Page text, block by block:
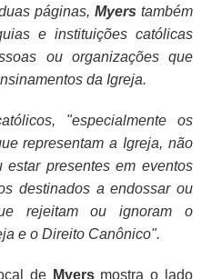
páginas, Myers também
e instituições católicas
ou organizações que
da Igreja.
"especialmente os
representam a Igreja, não
estar presentes em eventos
destinados a endossar ou
rejeitam ou ignoram o
e o Direito Canônico".
de Myersmostra o lado